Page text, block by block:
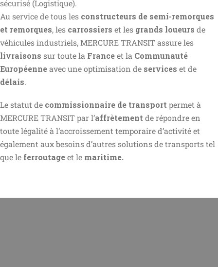
sécurisé (Logistique).
Au service de tous les constructeurs de semi-remorques
et remorques, les carrossiers et les grands loueurs de
véhicules industriels, MERCURE TRANSIT assure les
livraisons sur toute la Franceet la Communauté
Européenneavec une optimisation de services et de
délais.
Le statut de commissionnaire de transport permet à
MERCURE TRANSIT par l’affrètement de répondre en
toute légalité à l’accroissement temporaire d’activité et
également aux besoins d’autres solutions de transports tel
que le ferroutageet le maritime.